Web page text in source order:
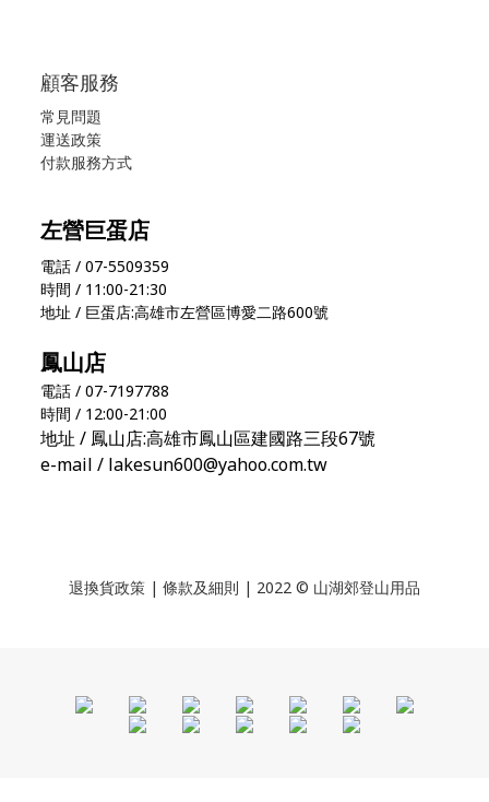
顧客服務
常見問題
運送政策
付款服務方式
左營巨蛋店
電話 / 07-5509359
時間 / 11:00-21:30
地址 / 巨蛋店:高雄市左營區博愛二路600號
鳳山店
電話 / 07-7197788
時間 / 12:00-21:00
地址 / 鳳山店:高雄市鳳山區建國路三段67號
e-mail / lakesun600@yahoo.com.tw
退換貨政策 | 條款及細則 | 2022 © 山湖郊登山用品